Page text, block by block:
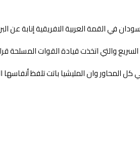
في القمة العربية الافريقية إنابة عن
والتي اتخذت قيادة القوات المسلحة
وان المليشيا باتت تلفظ أنفاسها